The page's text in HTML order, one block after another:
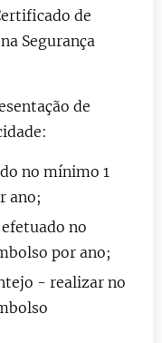
de
Segurança
de
no mínimo 1
ano;
no
por ano;
- realizar no